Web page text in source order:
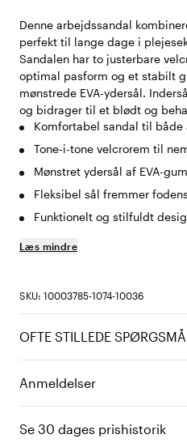
Denne arbejdssandal
perfekt til lange dage i
Sandalen har to justerbare
optimal pasform og et stabilt
mønstrede EVA-ydersål.
og bidrager til et blødt og
Komfortabel sandal til
Tone-i-tone velcrorem til
Mønstret ydersål af EVA-
Fleksibel sål fremmer
Funktionelt og stilfuldt
Læs mindre
SKU: 10003785-1074-10036
OFTE STILLEDE
Anmeldelser
Se 30 dages prishistorik